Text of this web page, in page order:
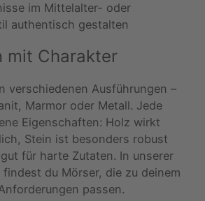
im Mittelalter- oder
authentisch gestalten
mit Charakter
verschiedenen Ausführungen –
Marmor oder Metall. Jede
Eigenschaften: Holz wirkt
Stein ist besonders robust
für harte Zutaten. In unserer
du Mörser, die zu deinem
passen.